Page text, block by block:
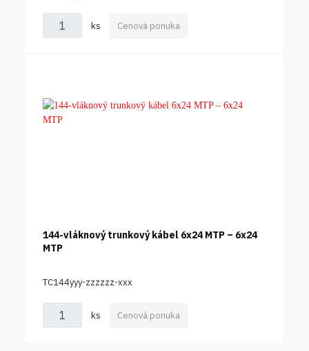
ks Cenová ponuka
144-vláknový trunkový kábel 6x24 MTP – 6x24
MTP
TC144yyy-zzzzzz-xxx
ks Cenová ponuka